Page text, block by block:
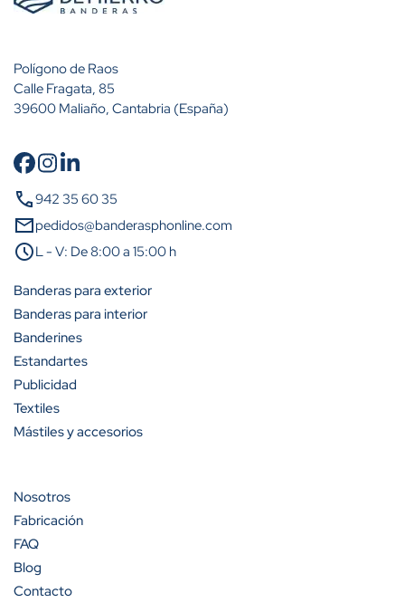
Polígono de Raos
Calle Fragata, 85
39600 Maliaño, Cantabria (España)
call942 35 60 35
mailpedidos@banderasphonline.com
scheduleL - V: De 8:00 a 15:00 h
Banderas para exterior
Banderas para interior
Banderines
Estandartes
Publicidad
Textiles
Mástiles y accesorios
Nosotros
Fabricación
FAQ
Blog
Contacto